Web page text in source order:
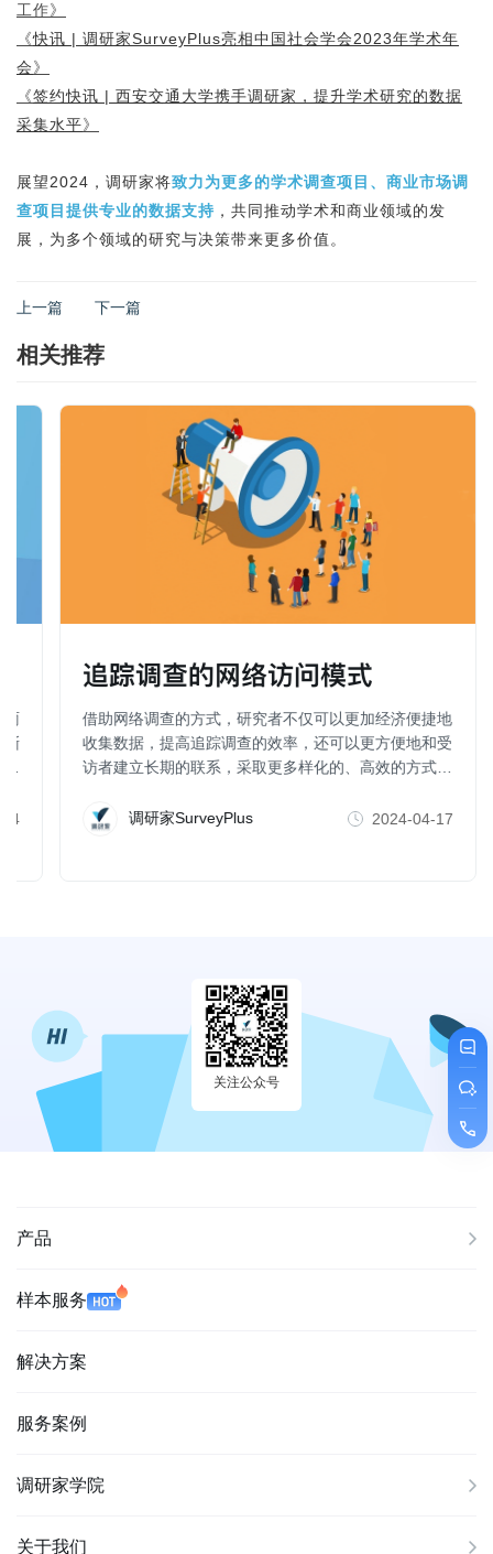
工作》
《快讯 | 调研家SurveyPlus亮相中国社会学会2023年学术年
会》
《签约快讯 | 西安交通大学携手调研家，提升学术研究的数据
采集水平》
展望2024，调研家将致力为更多的学术调查项目、商业市场调
查项目提供专业的数据支持 ，共同推动学术和商业领域的发
展，为多个领域的研究与决策带来更多价值。
上一篇 下一篇
相关推荐
雨
渐
追踪调查的网络访问模式
借助网络调查的方式，研究者不仅可以更加经济便捷地
收集数据，提高追踪调查的效率，还可以更方便地和受
访者建立长期的联系，采取更多样化的、高效的方式增
也有助于减少样本的流失。
调研家SurveyPlus 2024-04-17
关注公众号
产品
样本服务
解决方案
服务案例
调研家学院
关于我们